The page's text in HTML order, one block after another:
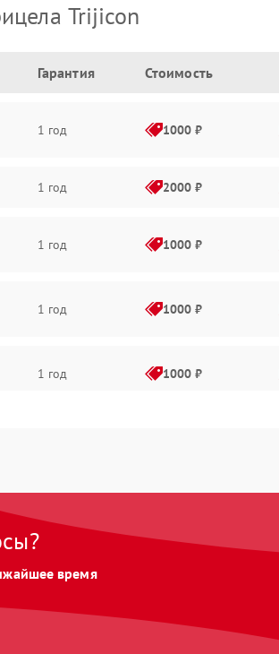
Trijicon
Гарантия Стоимость
1 год 1000 ₽
1 год 2000 ₽
1 год 1000 ₽
1 год 1000 ₽
1 год 1000 ₽
1000 ₽
время